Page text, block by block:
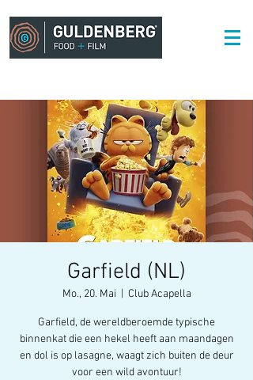
Garfield (NL)
Mo., 20. Mai Club Acapella
Garfield, de wereldberoemde typische
binnenkat die een hekel heeft aan maandagen
en dol is op lasagne, waagt zich buiten de deur
voor een wild avontuur!